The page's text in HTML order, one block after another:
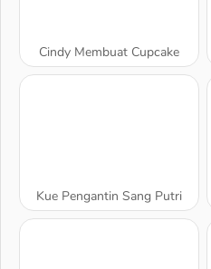
Cindy Membuat Cupcake
Kue Pengantin Sang Putri